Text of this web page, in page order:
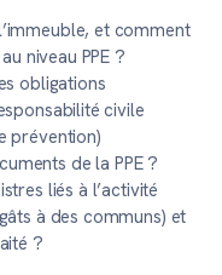
et comment
niveau PPE ?
obligations
civile
prévention)
de la PPE ?
liés à l’activité
à des communs) et
?